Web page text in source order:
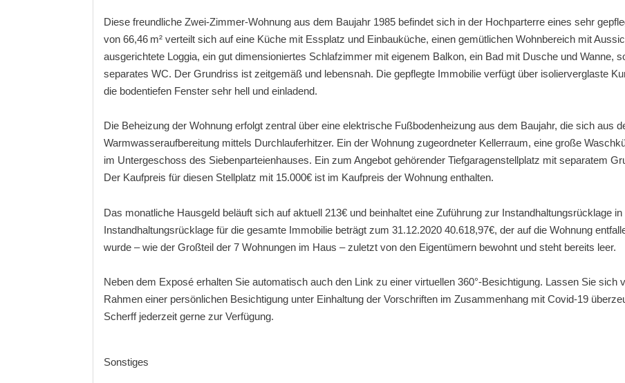
Diese freundliche Zwei-Zimmer-Wohnung aus dem Baujahr 1985 befindet sich in der Hochparterre eines sehr
von 66,46 m² verteilt sich auf eine Küche mit Essplatz und Einbauküche, einen gemütlichen Wohnbereich mit
ausgerichtete Loggia, ein gut dimensioniertes Schlafzimmer mit eigenem Balkon, ein Bad mit Dusche und Wanne,
separates WC. Der Grundriss ist zeitgemäß und lebensnah. Die gepflegte Immobilie verfügt über isolierverglaste
die bodentiefen Fenster sehr hell und einladend.
Die Beheizung der Wohnung erfolgt zentral über eine elektrische Fußbodenheizung aus dem Baujahr, die sich aus
Warmwasseraufbereitung mittels Durchlauferhitzer. Ein der Wohnung zugeordneter Kellerraum, eine große
im Untergeschoss des Siebenparteienhauses. Ein zum Angebot gehörender Tiefgaragenstellplatz mit separatem
Der Kaufpreis für diesen Stellplatz mit 15.000€ ist im Kaufpreis der Wohnung enthalten.
Das monatliche Hausgeld beläuft sich auf aktuell 213€ und beinhaltet eine Zuführung zur Instandhaltungsrücklage
Instandhaltungsrücklage für die gesamte Immobilie beträgt zum 31.12.2020 40.618,97€, der auf die Wohnung
wurde – wie der Großteil der 7 Wohnungen im Haus – zuletzt von den Eigentümern bewohnt und steht bereits leer.
Neben dem Exposé erhalten Sie automatisch auch den Link zu einer virtuellen 360°-Besichtigung. Lassen Sie sich
Rahmen einer persönlichen Besichtigung unter Einhaltung der Vorschriften im Zusammenhang mit Covid-19
Scherff jederzeit gerne zur Verfügung.
Sonstiges